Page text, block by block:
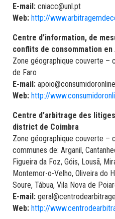
E-mail: cniacc@unl.pt
Web: http://
Centre d’information, de
conflits de consommation en
Zone géographique couverte –
de Faro
E-mail:
Web: http://
Centre d’arbitrage des
district de Coimbra
Zone géographique couverte –
communes de: Arganil,
Figueira da Foz, Góis, Lousã,
Montemor-o-Velho, Oliveira do
Soure, Tábua, Vila Nova de
E-mail:
Web: http://